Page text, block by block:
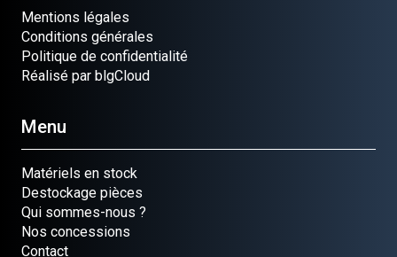
Mentions légales
Conditions générales
Politique de confidentialité
Réalisé par blgCloud
Menu
Matériels en stock
Destockage pièces
Qui sommes-nous ?
Nos concessions
Contact